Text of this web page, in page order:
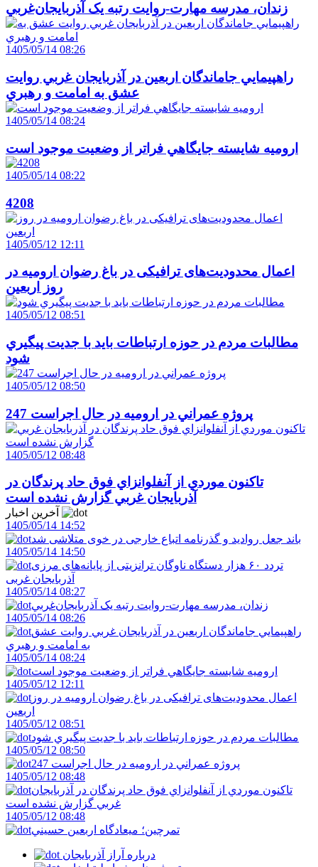
زندان، مدرسه مهارت-روايت رتبه يک آذربايجان‌غربي
1405/05/14 08:26
راهپيمايي جاماندگان اربعين در آذربايجان غربي روايت
عشق به امامت و رهبري
1405/05/14 08:24
اروميه شايسته جايگاهي فراتر از وضعيت موجود است
1405/05/14 08:22
4208
1405/05/12 12:11
اعمال محدودیت‌های ترافیکی در باغ رضوان ارومیه در
روز اربعین
1405/05/12 08:51
مطالبات مردم در حوزه ارتباطات بايد با جديت پيگيري
شود
1405/05/12 08:50
247 پروژه عمراني در اروميه در حال اجراست
1405/05/12 08:48
تاکنون موردي از آنفلوانزاي فوق حاد پرندگان در
آذربايجان غربي گزارش نشده است
1405/05/14 14:52
باند جعل روادید و گذرنامه اتباع خارجی در خوی متلاشی شد
1405/05/14 14:50
تردد ۶۰ هزار دستگاه ناوگان ترانزیتی از پایانه‌های مرزی
آذربایجان ‌غربی
1405/05/14 08:27
زندان، مدرسه مهارت-روايت رتبه يک آذربايجان‌غربي
1405/05/14 08:26
راهپيمايي جاماندگان اربعين در آذربايجان غربي روايت عشق
به امامت و رهبري
1405/05/14 08:24
اروميه شايسته جايگاهي فراتر از وضعيت موجود است
1405/05/12 12:11
اعمال محدودیت‌های ترافیکی در باغ رضوان ارومیه در روز
اربعین
1405/05/12 08:51
مطالبات مردم در حوزه ارتباطات بايد با جديت پيگيري شود
1405/05/12 08:50
247 پروژه عمراني در اروميه در حال اجراست
1405/05/12 08:48
تاکنون موردي از آنفلوانزاي فوق حاد پرندگان در آذربايجان
غربي گزارش نشده است
1405/05/12 08:48
تمرچين؛ ميعادگاه اربعين حسيني
درباره آراز آذربایجان